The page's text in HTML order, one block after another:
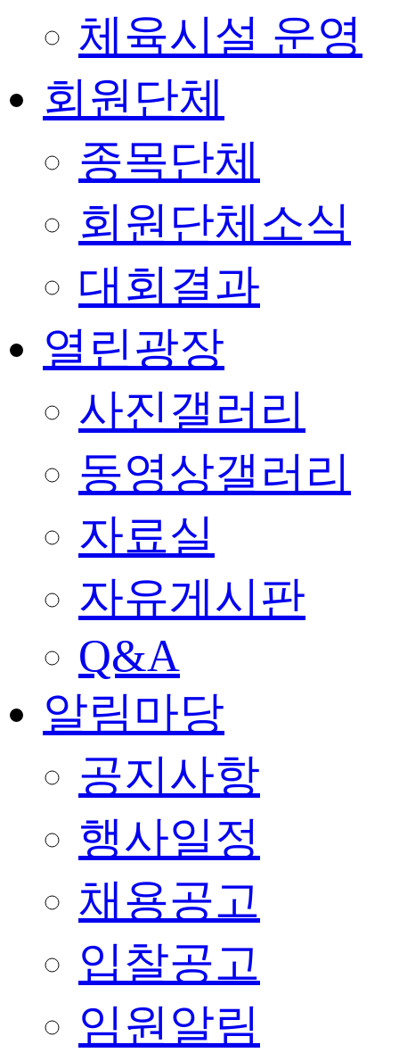
체육시설 운영
회원단체
종목단체
회원단체소식
대회결과
열린광장
사진갤러리
동영상갤러리
자료실
자유게시판
Q&A
알림마당
공지사항
행사일정
채용공고
입찰공고
임원알림